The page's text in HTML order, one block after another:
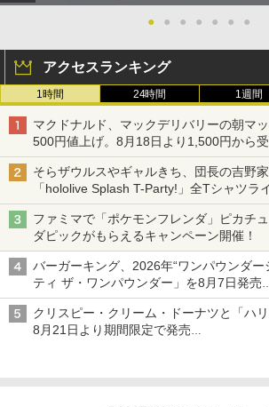
● ● ● ● ● ● ●
アクセスランキング
1時間 24時間 1週間
マクドナルド、マックデリバリーの朝マ
500円値上げ。8月18日より1,500円から
そらザウルスやギャルきち、団長の吉野
「hololive Splash T-Party!」全Tシャツラ
ライン販売開始
ファミマで「ポケモンフレンダ」ピカチ
ダピックがもらえるキャンペーン開催！
バーガーキング、2026年“ワンパウンダー
ティ ザ・ワンパウンダー」を8月7日発売
「特製ガーリックマヨソース」を使用し
クリスピー・クリーム・ドーナツと「ハ
8月21日より期間限定で発売